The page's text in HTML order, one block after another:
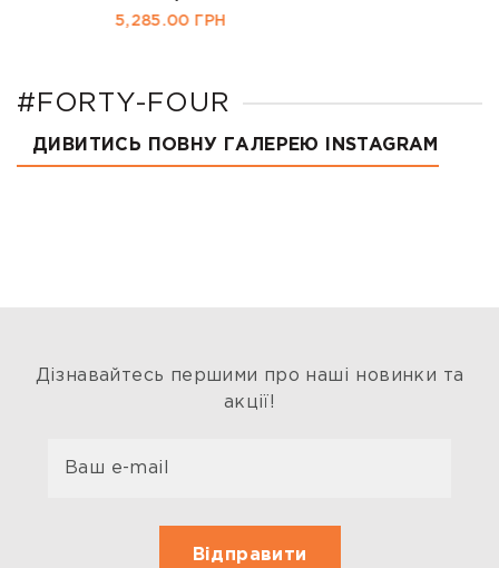
ГРН
#FORTY-FOUR
ДИВИТИСЬ ПОВНУ ГАЛЕРЕЮ INSTAGRAM
Дізнавайтесь першими про наші новинки та
акції!